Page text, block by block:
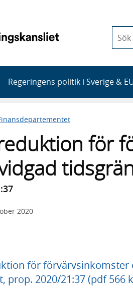
du
skriva
en
Regeringens politik i Sverige &
för
2020
för förvärvsinkomster
prop. 2020/21:37 (pdf 566